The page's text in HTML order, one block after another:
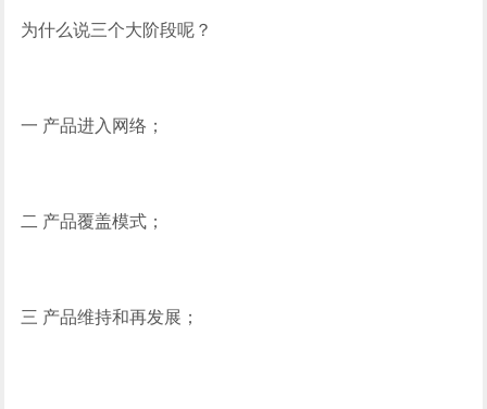
为什么说三个大阶段呢？
一 产品进入网络；
二 产品覆盖模式；
三 产品维持和再发展；